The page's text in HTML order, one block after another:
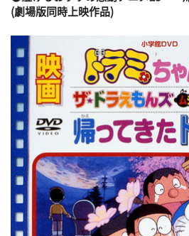
(劇場版同時上映作品)